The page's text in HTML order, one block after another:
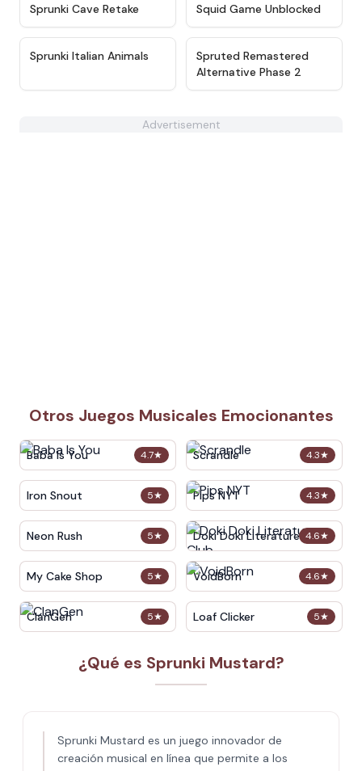
★
Sprunki Cave Retake ★ 4.6
Squid Game Unblocked
★ 4.5
Sprunki Italian Animals ★
Spruted Remastered
Alternative Phase 2
Advertisement
Otros Juegos Musicales Emocionantes
4.7★
Baba Is You 4.3★
Scrandle
5★
Iron Snout 4.3★
Pips NYT
5★
Neon Rush 4.6★
Doki Doki Literature Club
5★
My Cake Shop 4.6★
VoidBorn
5★
ClanGen 5★
Loaf Clicker
¿Qué es Sprunki Mustard?
Sprunki Mustard es un juego innovador de
creación musical en línea que permite a los